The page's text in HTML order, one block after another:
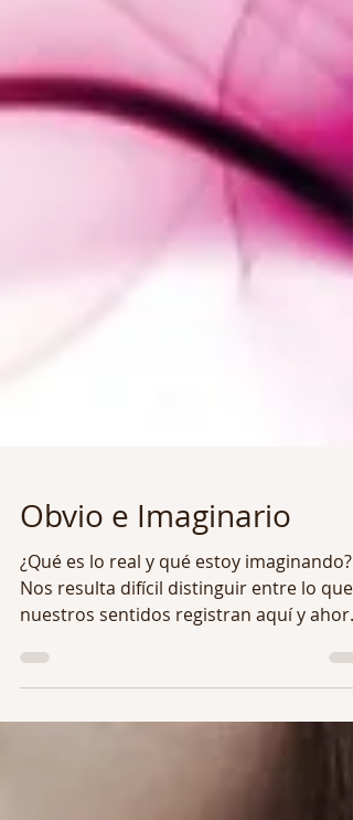
Obvio e Imaginario
¿Qué es lo real y qué estoy imaginando?
Nos resulta difícil distinguir entre lo que
nuestros sentidos registran aquí y ahora